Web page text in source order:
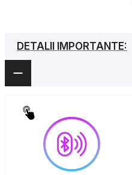
DETALII IMPORTANTE: